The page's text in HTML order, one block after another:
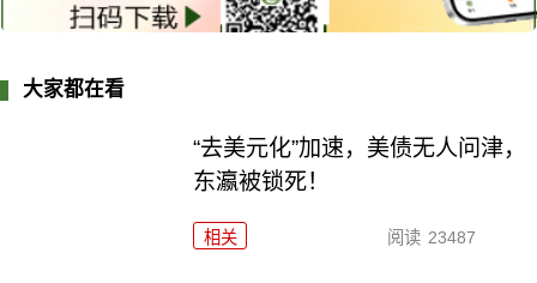
大家都在看
“去美元化”加速，美债无人问津，
东瀛被锁死！
相关 阅读 23487